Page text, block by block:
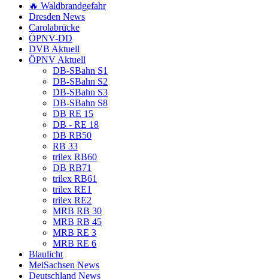
🔥 Waldbrandgefahr
Dresden News
Carolabrücke
ÖPNV-DD
DVB Aktuell
ÖPNV Aktuell
DB-SBahn S1
DB-SBahn S2
DB-SBahn S3
DB-SBahn S8
DB RE 15
DB - RE 18
DB RB50
RB 33
trilex RB60
DB RB71
trilex RB61
trilex RE1
trilex RE2
MRB RB 30
MRB RB 45
MRB RE 3
MRB RE 6
Blaulicht
MeiSachsen News
Deutschland News